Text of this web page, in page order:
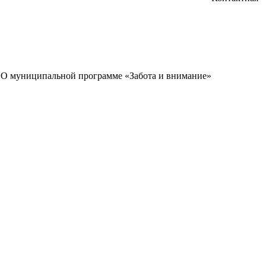
муниципальной программе «Забота и внимание»